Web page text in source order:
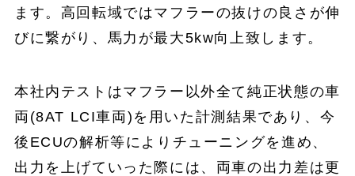
ます。高回転域ではマフラーの抜けの良さが伸
びに繋がり、馬力が最大5kw向上致します。
本社内テストはマフラー以外全て純正状態の車
両(8AT LCI車両)を用いた計測結果であり、今
後ECUの解析等によりチューニングを進め、
出力を上げていった際には、両車の出力差は更